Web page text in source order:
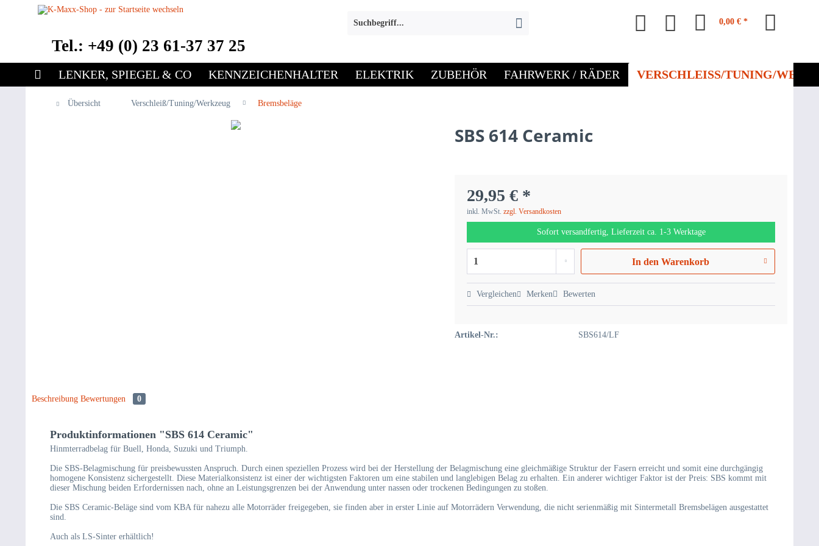
Tel.: +49 (0) 23 61-37 37 25
0,00 € *
LENKER, SPIEGEL & CO KENNZEICHENHALTER ELEKTRIK ZUBEHÖR FAHRWERK / RÄDER VERSCHLEISS/TUNING/
Übersicht Verschleiß/Tuning/Werkzeug Bremsbeläge
SBS 614 Ceramic
29,95 € *
inkl. MwSt.zzgl. Versandkosten
Sofort versandfertig, Lieferzeit ca. 1-3 Werktage
In den Warenkorb
Vergleichen Merken Bewerten
Artikel-Nr.: SBS614/LF
Beschreibung Bewertungen 0
Produktinformationen "SBS 614 Ceramic"
Hinmterradbelag für Buell, Honda, Suzuki und Triumph.
Die SBS-Belagmischung für preisbewussten Anspruch. Durch einen speziellen Prozess wird bei der Herstellung der Belagmischung eine gleichmäßige Struktur der Fasern erreicht und somit eine durchgängig
homogene Konsistenz sichergestellt. Diese Materialkonsistenz ist einer der wichtigsten Faktoren um eine stabilen und langlebigen Belag zu erhalten. Ein anderer wichtiger Faktor ist der Preis: SBS kommt mit
dieser Mischung beiden Erfordernissen nach, ohne an Leistungsgrenzen bei der Anwendung unter nassen oder trockenen Bedingungen zu stoßen.
Die SBS Ceramic-Beläge sind vom KBA für nahezu alle Motorräder freigegeben, sie finden aber in erster Linie auf Motorrädern Verwendung, die nicht serienmäßig mit Sintermetall Bremsbelägen ausgestattet
sind.
Auch als LS-Sinter erhältlich!